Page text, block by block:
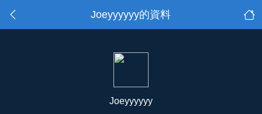
Joeyyyyyy的資料
Joeyyyyyy